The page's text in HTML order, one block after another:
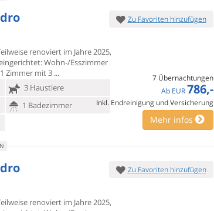
renoviert im Jahre 2025,
Wohn-/Esszimmer
Zimmer mit 3
3 Haustiere
1 Badezimmer
Zu Favoriten hinzufügen
7 Übernachtungen
Ab EUR 786,-
Inkl. Endreinigung und Versicherung
Mehr infos
renoviert im Jahre 2025,
Zu Favoriten hinzufügen